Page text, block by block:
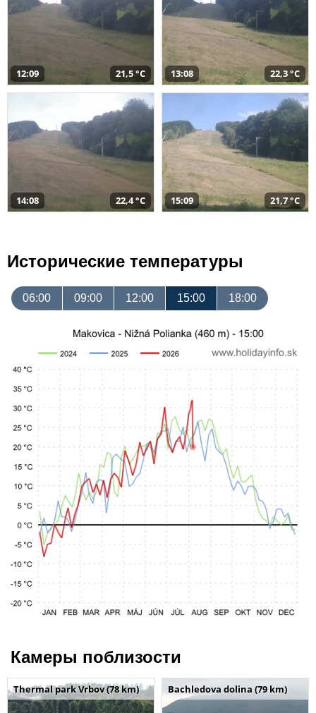
12:09 21,5 °C 13:08 22,3 °C
14:08 22,4 °C 15:09 21,7 °C
Исторические температуры
06:00 09:00 12:00 15:00 18:00
Камеры поблизости
Thermal park Vrbov (78 km) Bachledova dolina (79 km)